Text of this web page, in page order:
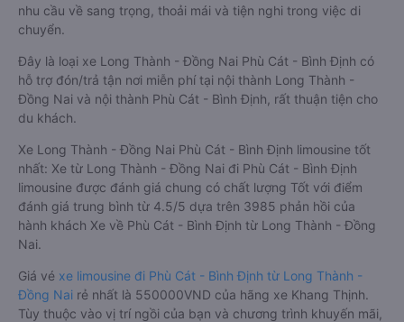
nhu cầu về sang trọng, thoải mái và tiện nghi trong việc di
chuyển.
Đây là loại xe Long Thành - Đồng Nai Phù Cát - Bình Định có
hỗ trợ đón/trả tận nơi miễn phí tại nội thành Long Thành -
Đồng Nai và nội thành Phù Cát - Bình Định, rất thuận tiện cho
du khách.
Xe Long Thành - Đồng Nai Phù Cát - Bình Định limousine tốt
nhất: Xe từ Long Thành - Đồng Nai đi Phù Cát - Bình Định
limousine được đánh giá chung có chất lượng Tốt với điểm
đánh giá trung bình từ 4.5/5 dựa trên 3985 phản hồi của
hành khách Xe về Phù Cát - Bình Định từ Long Thành - Đồng
Nai.
Giá vé xe limousine đi Phù Cát - Bình Định từ Long Thành -
Đồng Nai rẻ nhất là 550000VND của hãng xe Khang Thịnh.
Tùy thuộc vào vị trí ngồi của bạn và chương trình khuyến mãi,